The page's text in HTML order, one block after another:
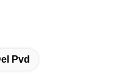
Pvd